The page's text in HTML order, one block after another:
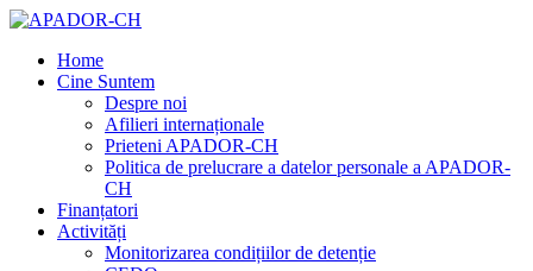
Home
Cine Suntem
Despre noi
Afilieri internaționale
Prieteni APADOR-CH
Politica de prelucrare a datelor personale a APADOR-
CH
Finanțatori
Activități
Monitorizarea condițiilor de detenție